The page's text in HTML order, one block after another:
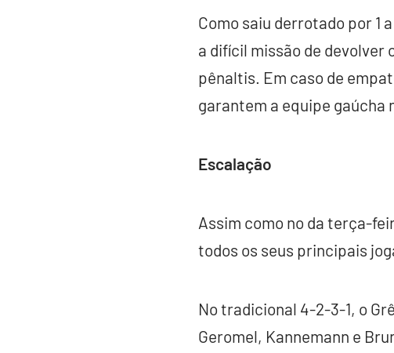
Como saiu derrotado por 1
a difícil missão de devolver
pênaltis. Em caso de
garantem a equipe
Escalação
Assim como no da terça-
todos os seus principais
No tradicional 4-2-3-1, o
Geromel, Kannemann e